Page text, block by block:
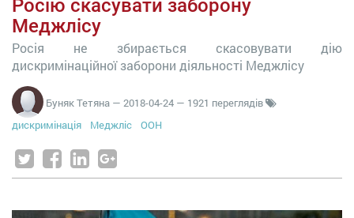
Росію скасувати заборону
Меджлісу
Росія не збирається скасовувати дію
дискримінаційної заборони діяльності Меджлісу
Буняк Тетяна — 2018-04-24 — 1921 переглядів
дискримінація
Меджліс ООН